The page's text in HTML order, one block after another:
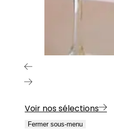
Voir nos sélections
Fermer sous-menu